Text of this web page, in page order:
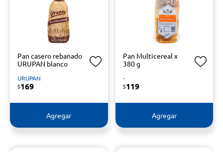
Pan casero rebanado
URUPAN blanco
URUPAN
$169
Agregar
Pan Multicereal x
380 g
-
$119
Agregar